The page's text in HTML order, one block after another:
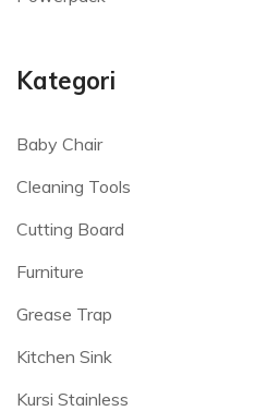
Kategori
Baby Chair
Cleaning Tools
Cutting Board
Furniture
Grease Trap
Kitchen Sink
Kursi Stainless